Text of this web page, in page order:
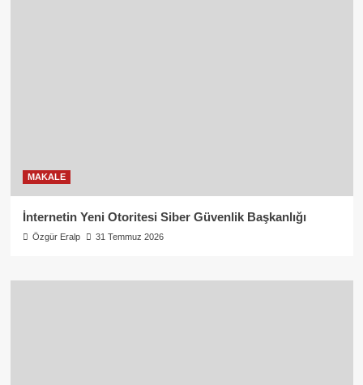
MAKALE
İnternetin Yeni Otoritesi Siber Güvenlik Başkanlığı
Özgür Eralp 31 Temmuz 2026